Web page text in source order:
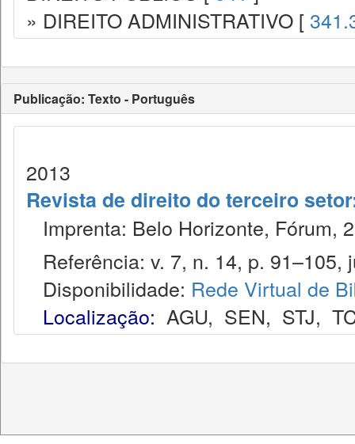
» DIREITO ADMINISTRATIVO [
Publicação: Texto - Português
2013
Revista de direito do terceiro
Imprenta: Belo Horizonte, Fórum,
Referência: v. 7, n. 14, p. 91–105,
Disponibilidade: Rede Virtual de
Localização: AGU, SEN, STJ,